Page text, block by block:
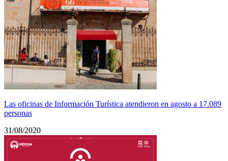
Las oficinas de Información Turística atendieron en agosto a 17.089
personas
31/08/2020